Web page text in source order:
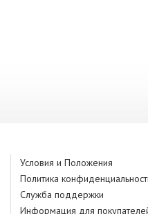
Условия и Положения
Политика
Служба поддержки
Информация для